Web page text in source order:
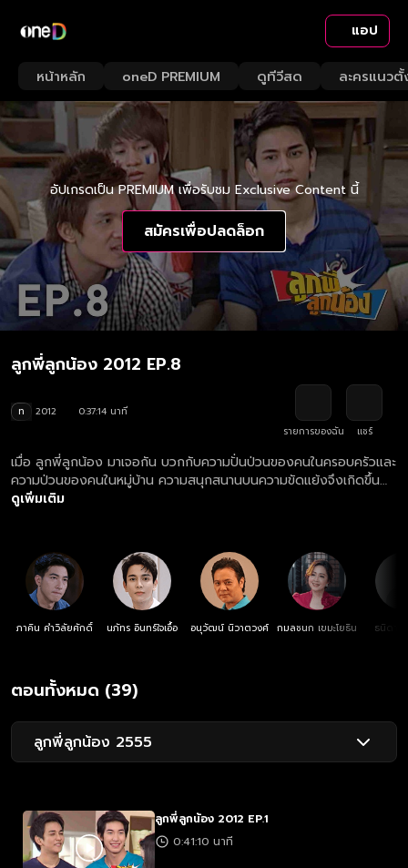
แอป
หน้าหลัก oneD PREMIUM ดูทีวีสด ละครแนวตั้
อัปเกรดเป็น PREMIUM เพื่อรับชม Exclusive Content นี้
สมัครเพื่อปลดล็อก
ลูกพี่ลูกน้อง 2012 EP.8
ท 2012
0:37:14 นาที
รายการของฉัน
แชร์
เมื่อ ลูกพี่ลูกน้อง มาเจอกัน บวกกับความปั่นป่วนของคนในครอบครัวและ
ความป่วนของคนในหมู่บ้าน ความสนุกสนานบนความขัดแย้งจึงเกิดขึ้น
แต่ไม่ว่าทุกคนจะขัดแย้งหรือแตกต่างกันยังไง คำว่า "ครอบครัว" ก็จะ
ดูเพิ่มเติม
ภาคิน คำวิลัยศักดิ์ นภัทร อินทร์ใจเอื้อ อนุวัฒน์ นิวาตวงศ์ กมลชนก เขมะโยธิน ธนิดา
ตอนทั้งหมด (39)
ลูกพี่ลูกน้อง 2555
ลูกพี่ลูกน้อง 2012 EP.1
0:41:10 นาที